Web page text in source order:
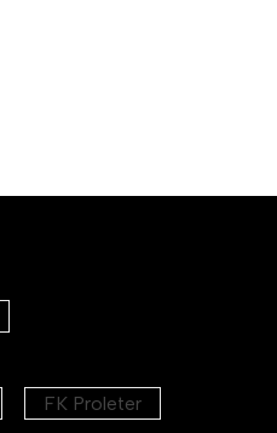
FK Proleter